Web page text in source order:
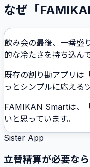
なぜ「
飲み会の最後、一番盛
的な冷たさを持ち込ん
既存の割り勘アプリは
っとシンプルに応える
FAMIKAN Smartは、
いと思っています。
Sister App
立替精算が必要なら